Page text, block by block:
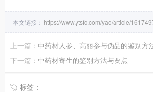
本文链接： https://www.ytsfc.com/yao/article/
上一篇： 中药材人参、高丽参与伪品的鉴别方
下一篇： 中药材寄生的鉴别方法与要点
标签：